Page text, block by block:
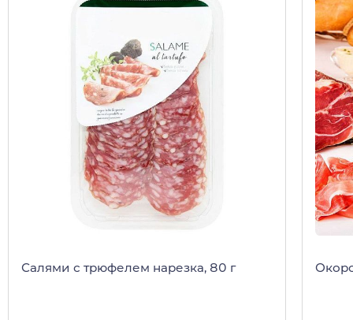
Салями с трюфелем нарезка, 80 г